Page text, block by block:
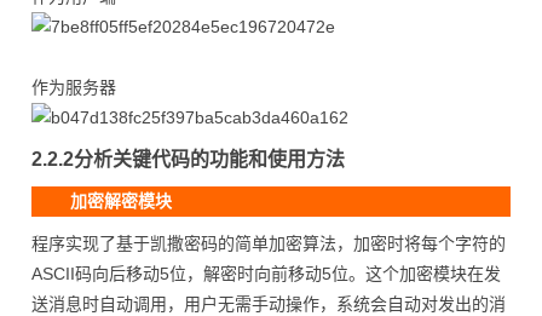
作为服务器
2.2.2分析关键代码的功能和使用方法
加密解密模块
程序实现了基于凯撒密码的简单加密算法，加密时将每个字符的
ASCII码向后移动5位，解密时向前移动5位。这个加密模块在发
送消息时自动调用，用户无需手动操作，系统会自动对发出的消